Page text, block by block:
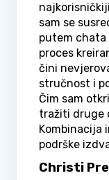
sam se
putem
proces
čini
stručnost i
Čim sam
tražiti druge
podrške
Christi